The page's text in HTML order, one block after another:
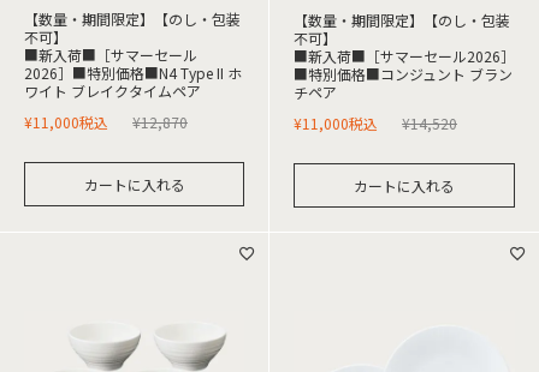
【数量・期間限定】【のし・包装
不可】
■新入荷■［サマーセール
2026］■特別価格■N4 Type II ホ
ワイト ブレイクタイムペア
¥12,870
¥11,000税込
カートに入れる
【数量・期間限定】【のし・包装
不可】
■新入荷■［サマーセール2026］
■特別価格■コンジュント ブラン
チペア
¥14,520
¥11,000税込
カートに入れる